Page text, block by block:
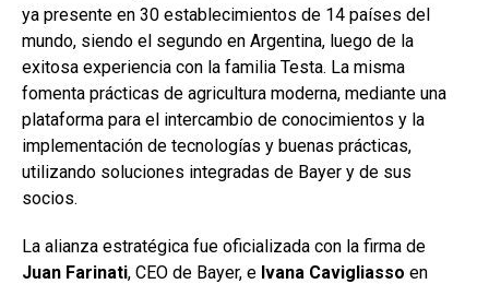
ya presente en 30 establecimientos de 14 países del
mundo, siendo el segundo en Argentina, luego de la
exitosa experiencia con la familia Testa. La misma
fomenta prácticas de agricultura moderna, mediante una
plataforma para el intercambio de conocimientos y la
implementación de tecnologías y buenas prácticas,
utilizando soluciones integradas de Bayer y de sus
socios.
La alianza estratégica fue oficializada con la firma de
Juan Farinati, CEO de Bayer, e Ivana Cavigliasso en